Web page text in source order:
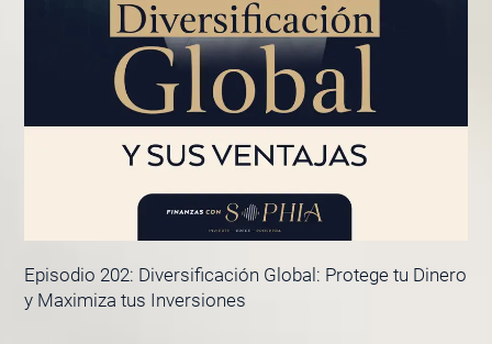
Episodio 202: Diversificación Global: Protege tu Dinero
y Maximiza tus Inversiones